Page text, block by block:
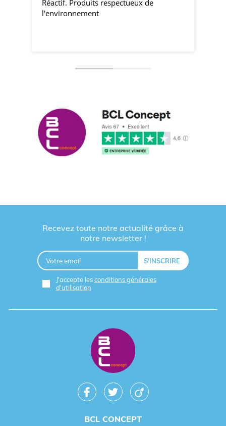
Réactif. Produits respectueux de
l'environnement
Recevez toute notre actualité grâce à
notre newsletter !
J'accepte lesconditions générales
d'utilisation
BCL CONCEPT